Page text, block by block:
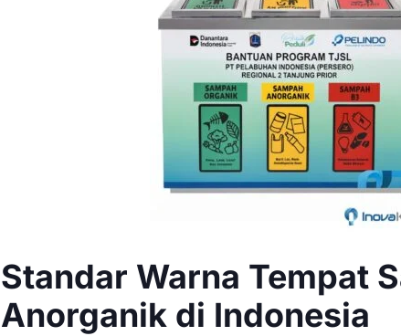
Standar Warna Tempat
Anorganik di Indonesia